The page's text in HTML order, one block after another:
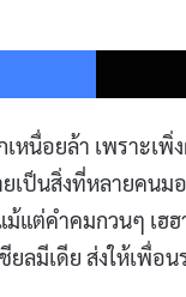
Facebook
หนื่อยล้า เพราะเ
เป็นสิ่งที่หลายคนม
ม้แต่คำคมกวนๆ เ
ลมีเดีย ส่งให้เพื่อน